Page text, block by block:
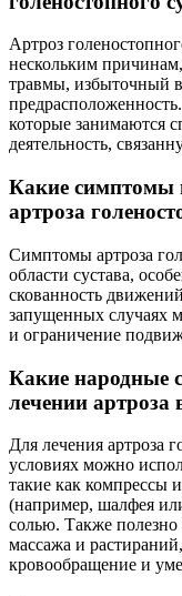
Артроз
нескольким
травмы, избыточный
которые занимаются
деятельность,
Какие симптомы
артроза
Симптомы артроза
области сустава,
скованность
запущенных случаях
и ограничение
Какие народные
лечении артроза
Для лечения артроза
условиях можно
такие как компрессы
(например, шалфея
солью. Также полезно
массажа и
кровообращение и